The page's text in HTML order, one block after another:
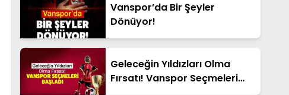
Vanspor’da Bir Şeyler
Dönüyor!
Geleceğin Yıldızları Olma
Fırsatı! Vanspor Seçmeleri